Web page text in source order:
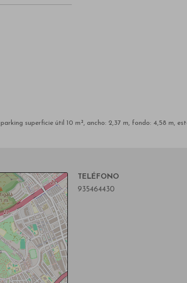
superficie útil 10 m², ancho: 2,37 m, fondo: 4,58 m,
TELÉFONO
935464430